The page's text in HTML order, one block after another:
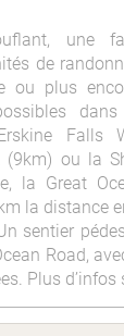
une
de
ou plus
Falls
(9km) ou la
la Great
la distance
sentier
Road,
Plus d’infos